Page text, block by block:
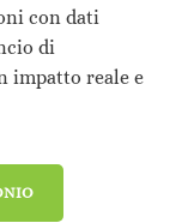
con dati
di
impatto reale e